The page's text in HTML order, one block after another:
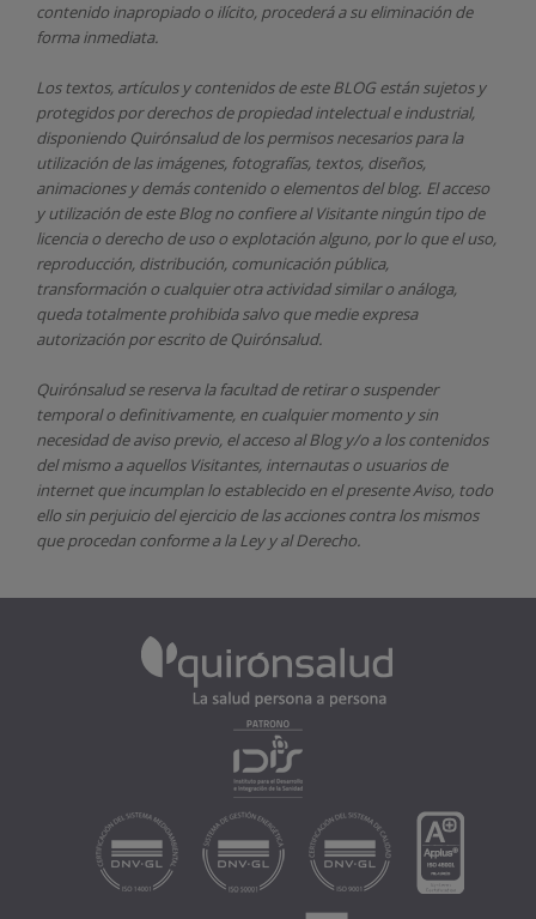
contenido inapropiado o ilícito, procederá a su eliminación de
forma inmediata.
Los textos, artículos y contenidos de este BLOG están sujetos y
protegidos por derechos de propiedad intelectual e industrial,
disponiendo Quirónsaludde los permisos necesarios para la
utilización de las imágenes, fotografías, textos, diseños,
animaciones y demás contenido o elementos del blog. El acceso
y utilización de este Blog no confiere al Visitante ningún tipo de
licencia o derecho de uso o explotación alguno, por lo que el uso,
reproducción, distribución, comunicación pública,
transformación o cualquier otra actividad similar o análoga,
queda totalmente prohibida salvo que medie expresa
autorización por escrito de Quirónsalud.
Quirónsaludse reserva la facultad de retirar o suspender
temporal o definitivamente, en cualquier momento y sin
necesidad de aviso previo, el acceso al Blog y/o a los contenidos
del mismo a aquellos Visitantes, internautas o usuarios de
internet que incumplan lo establecido en el presente Aviso, todo
ello sin perjuicio del ejercicio de las acciones contra los mismos
que procedan conforme a la Ley y al Derecho.